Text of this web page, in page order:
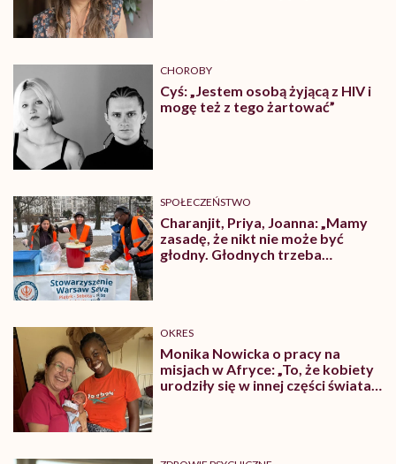
CHOROBY
Cyś: „Jestem osobą żyjącą z HIV i
mogę też z tego żartować”
SPOŁECZEŃSTWO
Charanjit, Priya, Joanna: „Mamy
zasadę, że nikt nie może być
głodny. Głodnych trzeba
OKRES
Monika Nowicka o pracy na
misjach w Afryce: „To, że kobiety
urodziły się w innej części świata,